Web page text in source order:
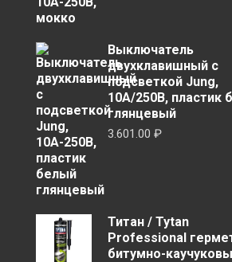
Выключатель
двухклавишный с
подсветкой Jung,
10А/250В, пластик
глянцевый
3.601.00 ₽
Титан / Tytan
Professional
битумно-